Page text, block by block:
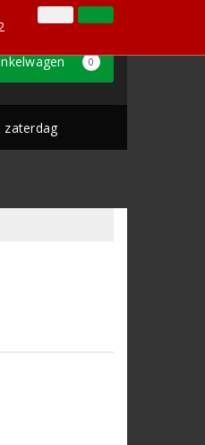
Klantenservice
0
zaterdag